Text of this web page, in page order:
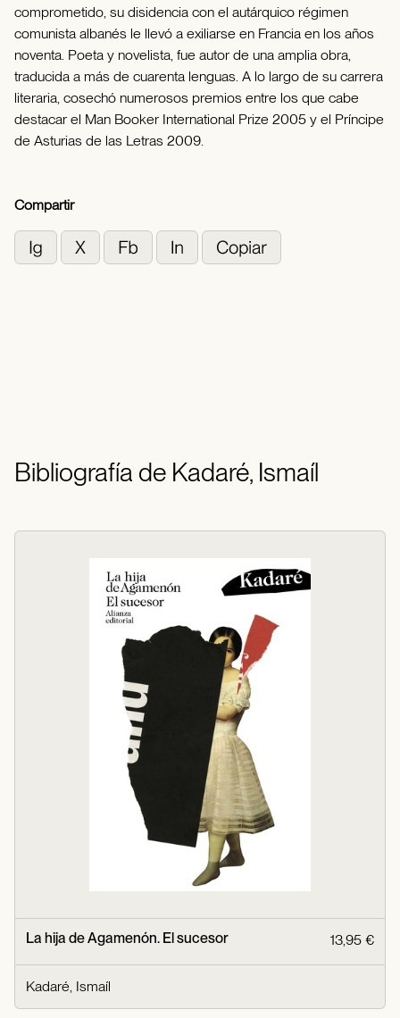
comprometido, su disidencia con el autárquico régimen
comunista albanés le llevó a exiliarse en Francia en los años
noventa. Poeta y novelista, fue autor de una amplia obra,
traducida a más de cuarenta lenguas. A lo largo de su carrera
literaria, cosechó numerosos premios entre los que cabe
destacar el Man Booker International Prize 2005 y el Príncipe
de Asturias de las Letras 2009.
Compartir
Bibliografía de Kadaré, Ismaíl
La hija de Agamenón. El sucesor 13,95 €
Kadaré, Ismaíl